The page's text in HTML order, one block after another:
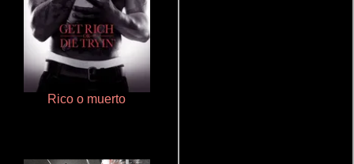
Rico o muerto